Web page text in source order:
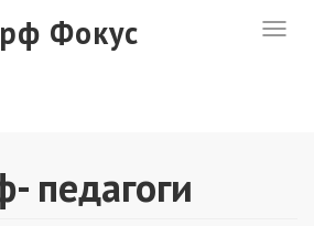
Фокус
педагоги